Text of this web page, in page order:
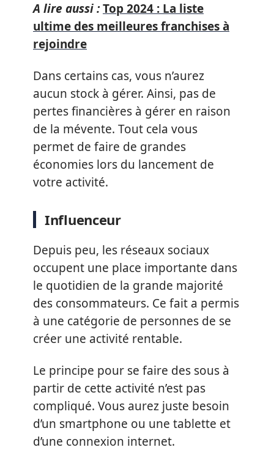
A lire aussi :Top 2024 : La liste
ultime des meilleures franchises à
rejoindre
Dans certains cas, vous n’aurez
aucun stock à gérer. Ainsi, pas de
pertes financières à gérer en raison
de la mévente. Tout cela vous
permet de faire de grandes
économies lors du lancement de
votre activité.
Influenceur
Depuis peu, les réseaux sociaux
occupent une place importante dans
le quotidien de la grande majorité
des consommateurs. Ce fait a permis
à une catégorie de personnes de se
créer une activité rentable.
Le principe pour se faire des sous à
partir de cette activité n’est pas
compliqué. Vous aurez juste besoin
d’un smartphone ou une tablette et
d’une connexion internet.